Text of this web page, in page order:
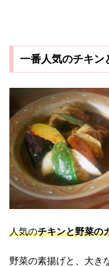
一番人気のチキン
人気のチキンと野菜の
野菜の素揚げと、大き